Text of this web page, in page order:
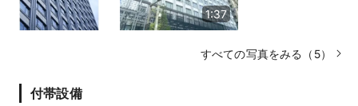
1:37
すべての写真をみる（5）
付帯設備